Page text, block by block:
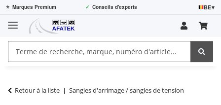
⭐ Marques Premium ✓ Conseils d'experts BE▾
Retour à la liste Sangles d'arrimage / sangles de tension